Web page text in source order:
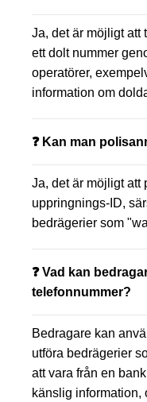
Ja, det är möjligt att
ett dolt nummer
operatörer,
information om
❓ Kan man
Ja, det är möjligt att
uppringnings-ID,
bedrägerier som
❓ Vad kan
telefonnummer?
Bedragare kan
utföra bedrägerier
att vara från en
känslig information,